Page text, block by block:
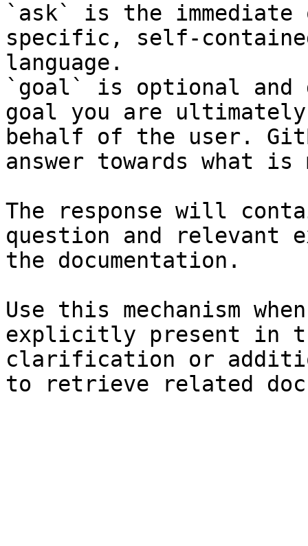
`ask` is the
specific, self-
language.
`goal` is optional and
goal you are
behalf of the user.
answer towards what
The response will
question and relevant
the documentation.
Use this mechanism
explicitly present in
clarification or